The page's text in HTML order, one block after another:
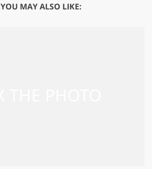
YOU MAY ALSO LIKE: